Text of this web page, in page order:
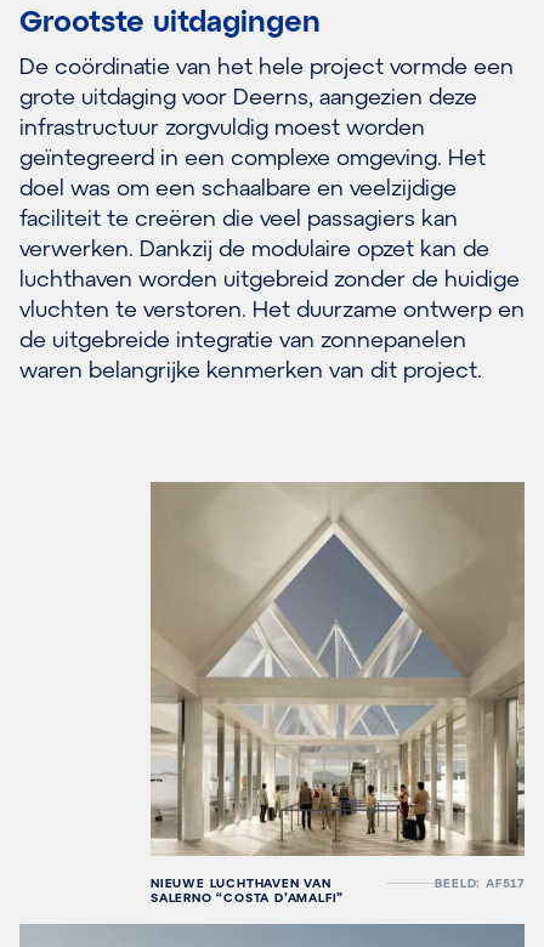
Grootste uitdagingen
De coördinatie van het hele project vormde een
grote uitdaging voor Deerns, aangezien deze
infrastructuur zorgvuldig moest worden
geïntegreerd in een complexe omgeving. Het
doel was om een schaalbare en veelzijdige
faciliteit te creëren die veel passagiers kan
verwerken. Dankzij de modulaire opzet kan de
luchthaven worden uitgebreid zonder de huidige
vluchten te verstoren. Het duurzame ontwerp en
de uitgebreide integratie van zonnepanelen
waren belangrijke kenmerken van dit project.
NIEUWE LUCHTHAVEN VAN
SALERNO “COSTA D’AMALFI”
BEELD: AF517